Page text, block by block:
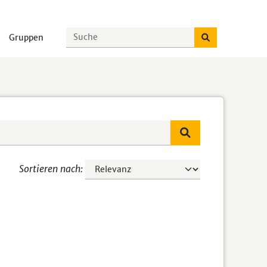
Gruppen
Sortieren nach